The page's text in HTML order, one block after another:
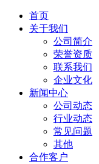
首页
关于我们
公司简介
荣誉资质
联系我们
企业文化
新闻中心
公司动态
行业动态
常见问题
其他
合作客户